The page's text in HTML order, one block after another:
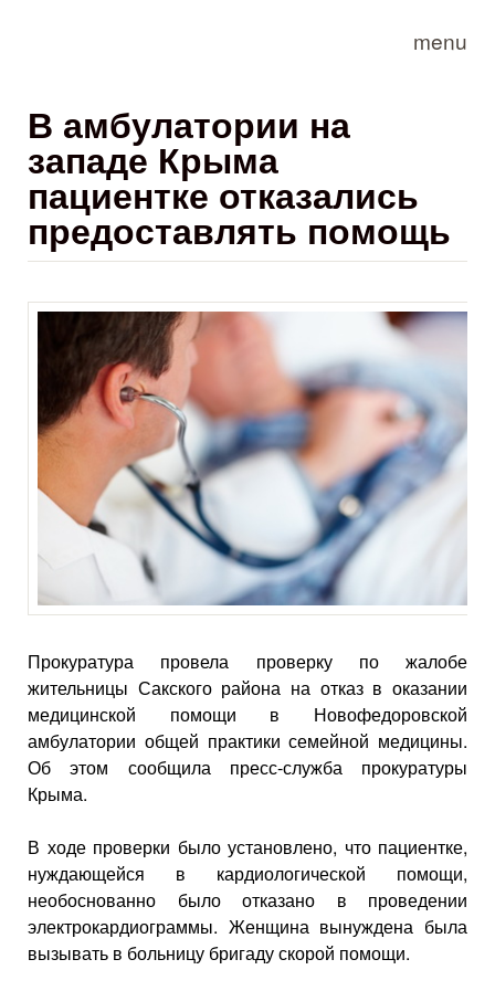
menu
В амбулатории на
западе Крыма
пациентке отказались
предоставлять помощь
Прокуратура провела проверку по жалобе
жительницы Сакского района на отказ в оказании
медицинской помощи в Новофедоровской
амбулатории общей практики семейной медицины.
Об этом сообщила пресс-служба прокуратуры
Крыма.
В ходе проверки было установлено, что пациентке,
нуждающейся в кардиологической помощи,
необоснованно было отказано в проведении
электрокардиограммы. Женщина вынуждена была
вызывать в больницу бригаду скорой помощи.